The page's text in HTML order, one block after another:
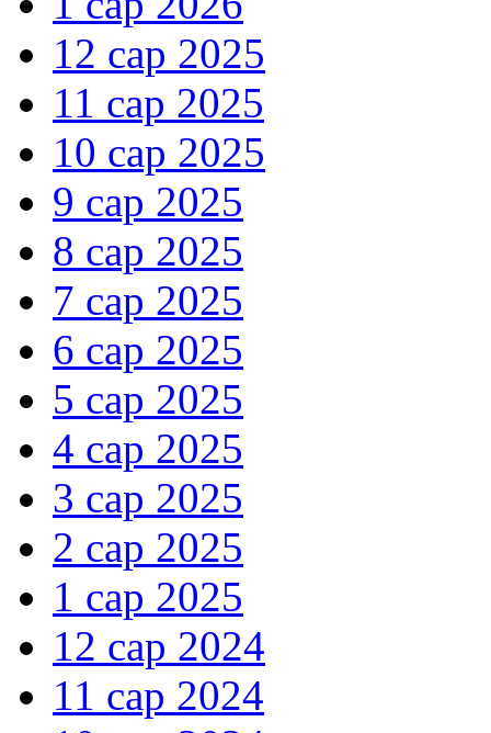
12 сар 2025
11 сар 2025
10 сар 2025
9 сар 2025
8 сар 2025
7 сар 2025
6 сар 2025
5 сар 2025
4 сар 2025
3 сар 2025
2 сар 2025
1 сар 2025
12 сар 2024
11 сар 2024